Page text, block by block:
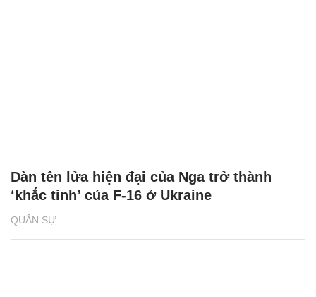
QUÂN SỰ
Dàn tên lửa hiện đại của Nga trở thành
‘khắc tinh’ của F-16 ở Ukraine